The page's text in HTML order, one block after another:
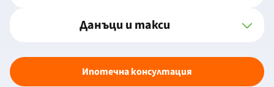
Данъци и такси
Ипотечна консултация